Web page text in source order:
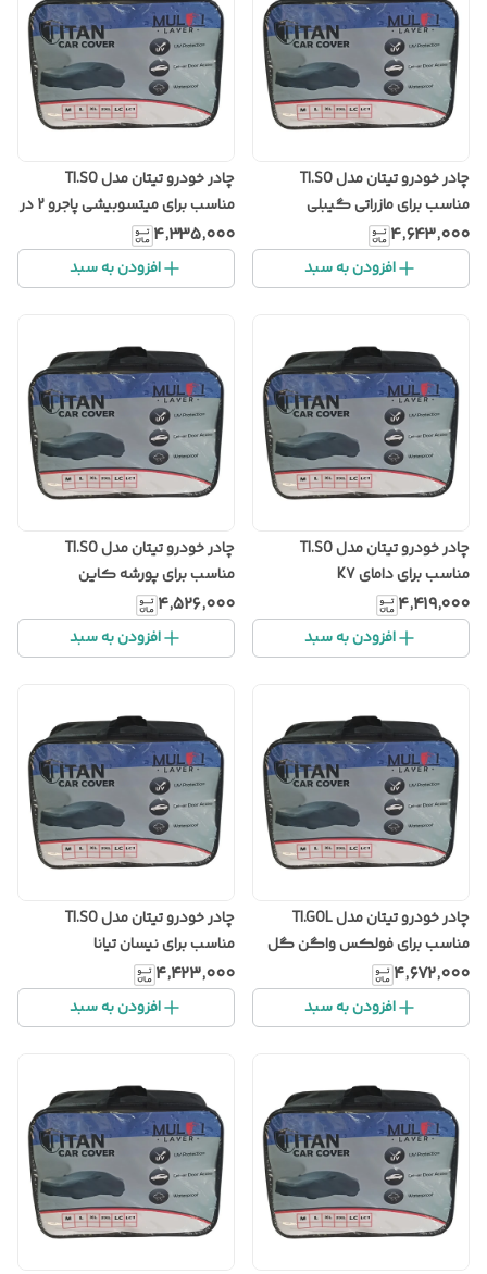
چادر خودرو تیتان مدل TI.SO
مناسب برای مازراتی گیبلی
۴٬۶۴۳٬۰۰۰
افزودن به سبد
چادر خودرو تیتان مدل TI.SO
مناسب برای میتسوبیشی پاجرو 2 در
۴٬۳۳۵٬۰۰۰
افزودن به سبد
چادر خودرو تیتان مدل TI.SO
مناسب برای دامای K7
۴٬۴۱۹٬۰۰۰
افزودن به سبد
چادر خودرو تیتان مدل TI.SO
مناسب برای پورشه کاین
۴٬۵۲۶٬۰۰۰
افزودن به سبد
چادر خودرو تیتان مدل TI.GOL
مناسب برای فولکس واگن گل
۴٬۶۷۲٬۰۰۰
افزودن به سبد
چادر خودرو تیتان مدل TI.SO
مناسب برای نیسان تیانا
۴٬۴۲۳٬۰۰۰
افزودن به سبد